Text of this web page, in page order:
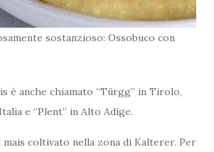
sostanzioso: Ossobuco con
è anche chiamato “Türgg” in Tirolo,
e “Plent” in Alto Adige.
coltivato nella zona di Kalterer. Per